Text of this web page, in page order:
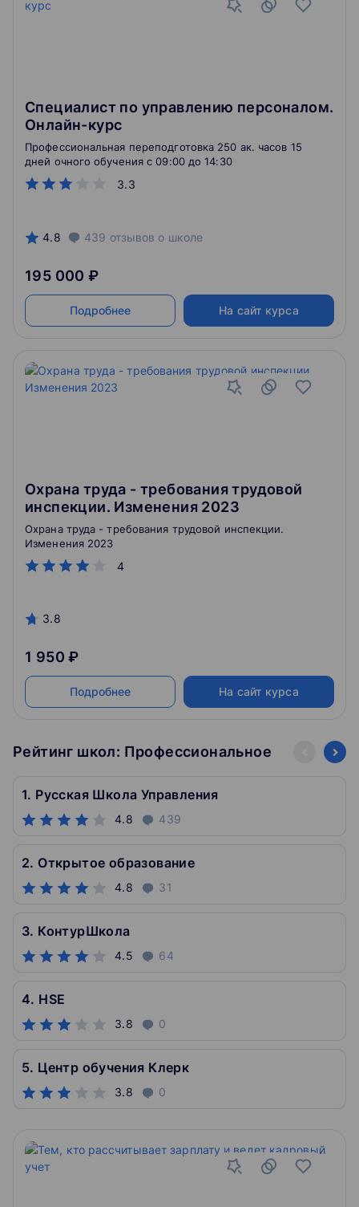
Специалист по управлению персоналом.
Онлайн-курс
3.3
Профессиональная переподготовка 250 ак. часов 15
дней очного обучения c 09:00 до 14:30
4.8 439 отзывов о школе
195 000 ₽
Подробнее На сайт курса
Охрана труда - требования трудовой
инспекции. Изменения 2023
4
Охрана труда - требования трудовой инспекции.
Изменения 2023
3.8
1 950 ₽
Подробнее На сайт курса
Рейтинг школ: Профессиональное
1. Русская Школа Управления
4.8 439
2. Открытое образование
4.8 31
3. КонтурШкола
4.5 64
4. HSE
3.8 0
5. Центр обучения Клерк
3.8 0